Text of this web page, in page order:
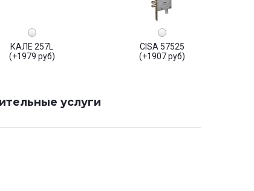
КАЛЕ 257L
(+1979 руб)
CISA 57525
(+1907 руб)
услуги